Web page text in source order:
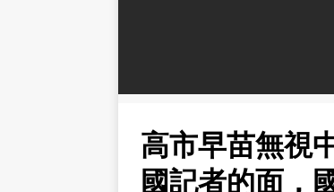
高市早苗無視
國記者的面，